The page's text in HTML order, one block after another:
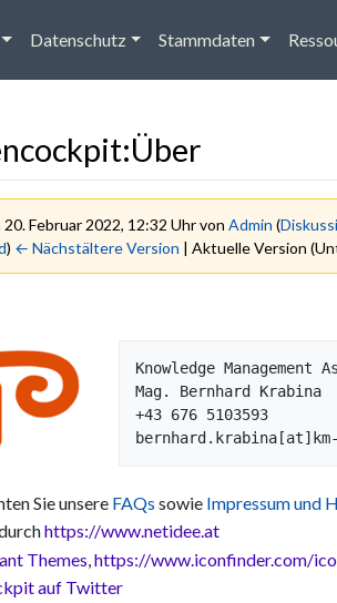
Datenschutz Stammdaten
:Über
Februar 2022, 12:32 Uhr von Admin (
) ← Nächstältere Version | Aktuelle Version
Knowledge Management
Mag. Bernhard Krabina
+43 676 5103593
Sie unsere FAQs sowie Impressum und
https://www.netidee.at
Themes,https://www.iconfinder.com/
auf Twitter